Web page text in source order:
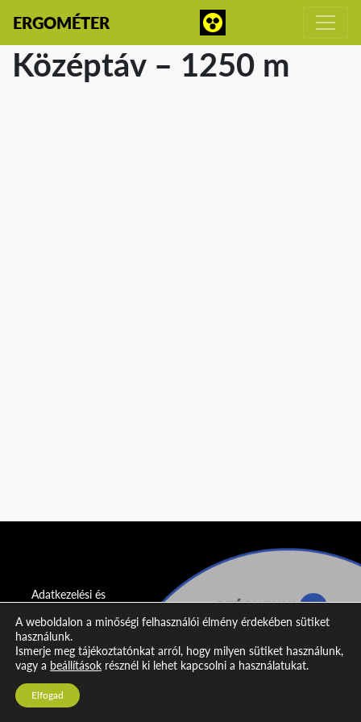
ERGOMÉTER
Középtáv – 1250 m
Adatkezelési és
nyilatkozat
Impresszum
Kapcsolat
A weboldalon a minőségi felhasználói élmény érdekében sütiket
használunk.
Ismerje meg tájékoztatónkat arról, hogy milyen sütiket használunk,
vagy a beállítások résznél ki lehet kapcsolni a használatukat.
Elfogad